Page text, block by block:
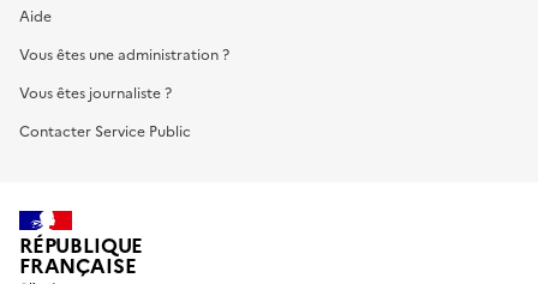
Aide
Vous êtes une administration ?
Vous êtes journaliste ?
Contacter Service Public
RÉPUBLIQUE
FRANÇAISE